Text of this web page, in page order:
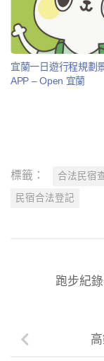
宜蘭一日遊行程規劃
APP – Open 宜蘭
標籤： 合法民宿
民宿合法登記
跑步紀